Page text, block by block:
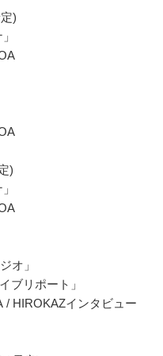
)
)
オ」
ブリポート」
/ HIROKAZインタビュー